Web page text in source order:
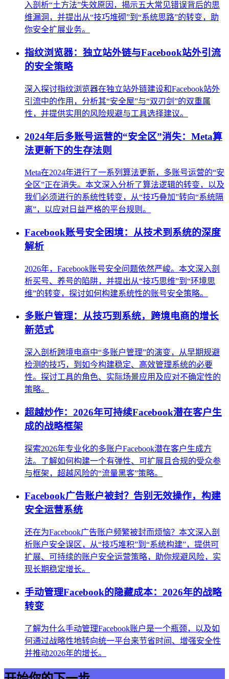
入剖析“土方法”失效原因，揭示五大常见错误背后的思
维漏洞，并提出从“技巧堆砌”到“系统思路”的转变，助
你安全扩展业务。
指纹浏览器：独立站外链与Facebook站外引流
的安全策略
深入探讨指纹浏览器在独立站外链建设和Facebook站外
引流中的作用，分析其“安全屋”与“双刃剑”的双重属
性，并提供实用的风险规避与工具选择建议。
2024年后多账号运营的“安全区”消失：Meta算
法更新下的生存法则
Meta在2024年进行了一系列算法更新，多账号运营的“安
全区”正在消失。本文深入分析了算法逻辑的转变，以及
我们必须进行的系统性转变，从“技巧叠加”转向“系统隔
离”，以应对日益严格的平台规则。
Facebook账号安全困境：从技术到系统的深度
解析
2026年，Facebook账号安全问题依然严峻。本文深入剖
析买号、养号的陷阱，并提出从“技巧思维”到“环境思
维”的转变，探讨如何构建系统性的账号安全策略。
多账户管理：从技巧到系统，跨境电商的增长
新范式
深入剖析跨境电商中“多账户管理”的演变，从早期规避
检测的技巧，到如今构建稳定、高效管理系统的必要
性。探讨工具的角色、实际场景应用及应对不确定性的
策略。
超越炒作：2026年可持续Facebook潜在客户生
成的战略框架
探索2026年专业化的多账户Facebook潜在客户生成方
法。了解如何构建一个有弹性、可扩展且合规的受众参
与框架，超越风险的“流量黑客”策略。
Facebook广告账户被封？告别无效操作，构建
安全运营系统
还在为Facebook广告账户频繁被封而烦恼？本文深入剖
析账户安全误区，从“技巧堆积”到“系统构建”，提供可
扩展、可持续的账户安全运营策略，助你规避风险，实
现长期稳定增长。
手动管理Facebook的隐藏成本：2026年的战略
转变
了解为什么手动管理Facebook账户是一个瓶颈，以及如
何通过战略性地转向统一平台来节省时间、增强安全性
并推动2026年的增长。